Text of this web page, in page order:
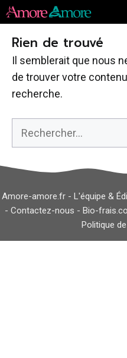
Aller
au
contenu
Rien de trouvé
Il semblerait que nous
de trouver votre
recherche.
Rechercher :
Amore-amore.fr - L'équipe &
- Contactez-nous - Bio-
Politique